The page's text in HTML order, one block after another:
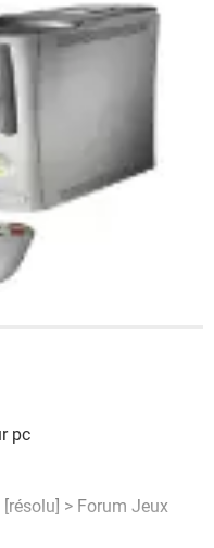
pc
[résolu] > Forum Jeux